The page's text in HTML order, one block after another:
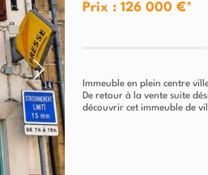
Prix : 126 000 €*
Immeuble en plein centre
De retour à la vente suite
découvrir cet immeuble de